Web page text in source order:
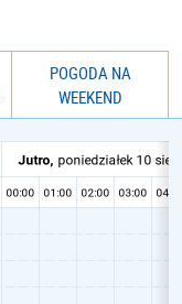
POGODA NA
WEEKEND